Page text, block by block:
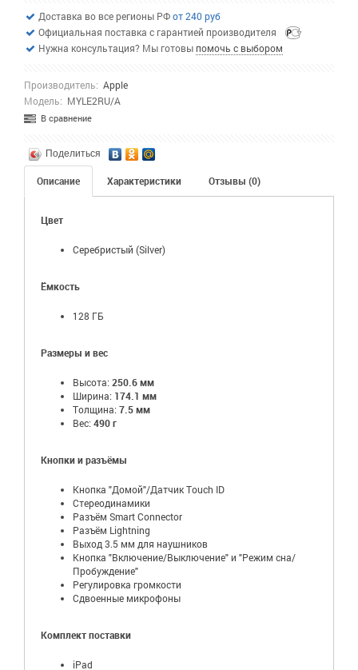
Доставка во все регионы РФот 240 руб
Официальная поставка с гарантией производителя
Нужна консультация? Мы готовыпомочь с выбором
Производитель: Apple
Модель: MYLE2RU/A
В сравнение
Поделиться
Описание Характеристики Отзывы (0)
Цвет
Серебристый (Silver)
Ёмкость
128 ГБ
Размеры и вес
Высота: 250.6 мм
Ширина: 174.1 мм
Толщина: 7.5 мм
Вес: 490 г
Кнопки и разъёмы
Кнопка "Домой"/Датчик Touch ID
Стереодинамики
Разъём Smart Connector
Разъём Lightning
Выход 3.5 мм для наушников
Кнопка "Включение/Выключение" и "Режим сна/
Пробуждение"
Регулировка громкости
Сдвоенные микрофоны
Комплект поставки
iPad